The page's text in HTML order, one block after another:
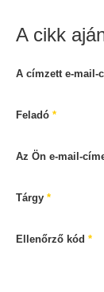
A cikk
A címzett e-mail-
Feladó *
Az Ön e-mail-
Tárgy *
Ellenőrző kód *